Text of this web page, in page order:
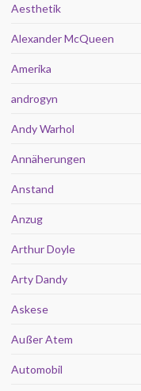
Aesthetik
Alexander McQueen
Amerika
androgyn
Andy Warhol
Annäherungen
Anstand
Anzug
Arthur Doyle
Arty Dandy
Askese
Außer Atem
Automobil